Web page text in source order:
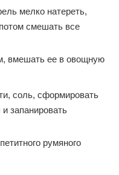
мелко натереть,
смешать все
вмешать ее в овощную
соль, сформировать
запанировать
румяного